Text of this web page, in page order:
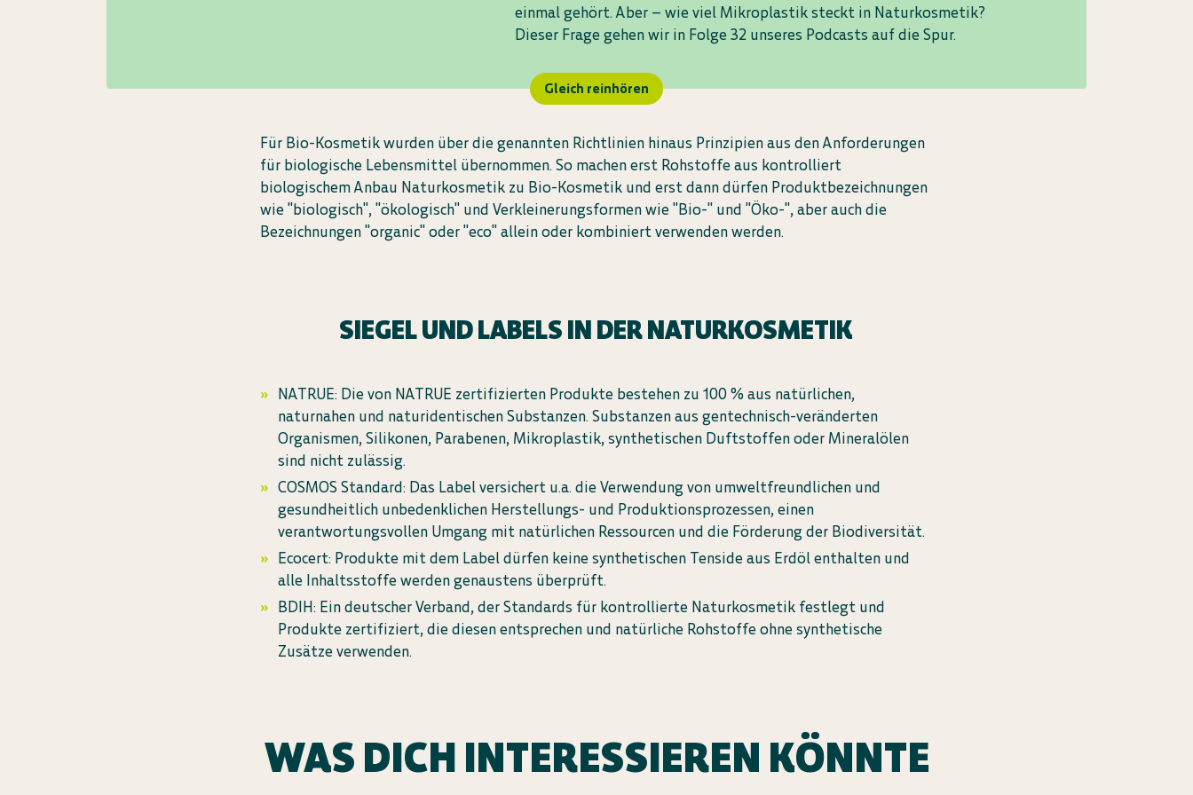
einmal gehört. Aber – wie viel Mikroplastik steckt in Naturkosmetik?
Dieser Frage gehen wir in Folge 32 unseres Podcasts auf die Spur.
Gleich reinhören
Für Bio-Kosmetik wurden über die genannten Richtlinien hinaus Prinzipien aus den Anforderungen
für biologische Lebensmittel übernommen. So machen erst Rohstoffe aus kontrolliert
biologischem Anbau Naturkosmetik zu Bio-Kosmetik und erst dann dürfen Produktbezeichnungen
wie "biologisch", "ökologisch" und Verkleinerungsformen wie "Bio-" und "Öko-", aber auch die
Bezeichnungen "organic" oder "eco" allein oder kombiniert verwenden werden.
SIEGEL UND LABELS IN DER NATURKOSMETIK
NATRUE: Die von NATRUE zertifizierten Produkte bestehen zu 100 % aus natürlichen,
naturnahen und naturidentischen Substanzen. Substanzen aus gentechnisch-veränderten
Organismen, Silikonen, Parabenen, Mikroplastik, synthetischen Duftstoffen oder Mineralölen
sind nicht zulässig.
COSMOS Standard: Das Label versichert u.a. die Verwendung von umweltfreundlichen und
gesundheitlich unbedenklichen Herstellungs- und Produktionsprozessen, einen
verantwortungsvollen Umgang mit natürlichen Ressourcen und die Förderung der Biodiversität.
Ecocert: Produkte mit dem Label dürfen keine synthetischen Tenside aus Erdöl enthalten und
alle Inhaltsstoffe werden genaustens überprüft.
BDIH: Ein deutscher Verband, der Standards für kontrollierte Naturkosmetik festlegt und
Produkte zertifiziert, die diesen entsprechen und natürliche Rohstoffe ohne synthetische
Zusätze verwenden.
WAS DICH INTERESSIEREN KÖNNTE